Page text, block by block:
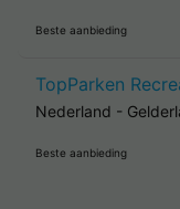
Beste aanbieding
TopParken
Nederland -
Beste aanbieding